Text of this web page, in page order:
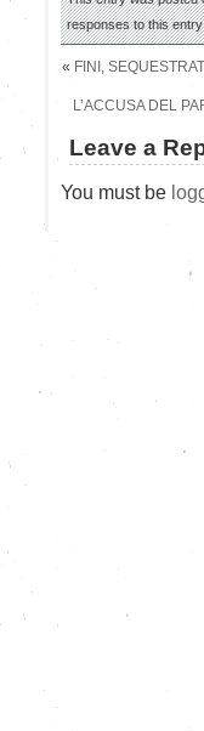
responses to this
« FINI,
L’ACCUSA DEL
Leave a
You must be